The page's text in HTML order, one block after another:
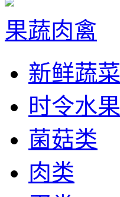
果蔬肉禽
新鲜蔬菜
时令水果
菌菇类
肉类